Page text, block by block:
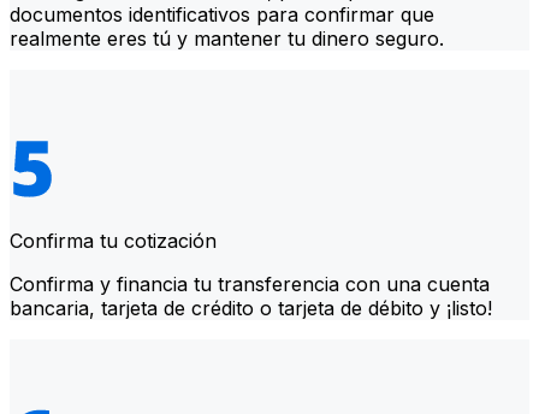
documentos identificativos para confirmar que
realmente eres tú y mantener tu dinero seguro.
Confirma tu cotización
Confirma y financia tu transferencia con una cuenta
bancaria, tarjeta de crédito o tarjeta de débito y ¡listo!